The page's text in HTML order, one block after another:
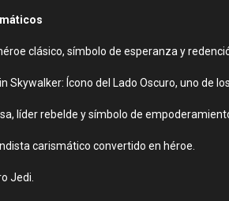
clásico, símbolo de esperanza y
Skywalker: Ícono del Lado Oscuro, uno de
líder rebelde y símbolo de
carismático convertido en héroe.
Jedi.